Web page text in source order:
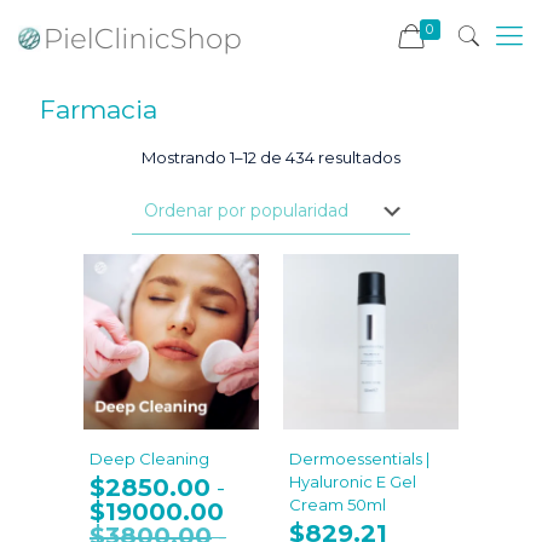
0
Farmacia
Mostrando 1–12 de 434 resultadosOrdenado
Deep Cleaning
$2850.00 -
$19000.00 Rango
de
Dermoessentials |
Hyaluronic E Gel
Cream 50ml
$829.21